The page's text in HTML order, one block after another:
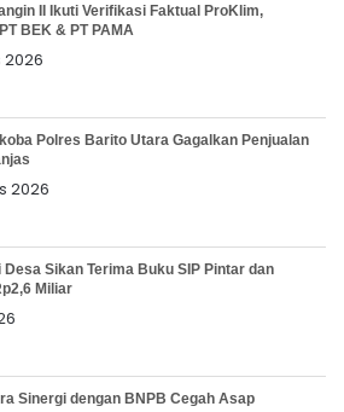
II Ikuti Verifikasi Faktual ProKlim,
BEK & PT PAMA
2026
Polres Barito Utara Gagalkan Penjualan
2026
Desa Sikan Terima Buku SIP Pintar dan
Miliar
Sinergi dengan BNPB Cegah Asap